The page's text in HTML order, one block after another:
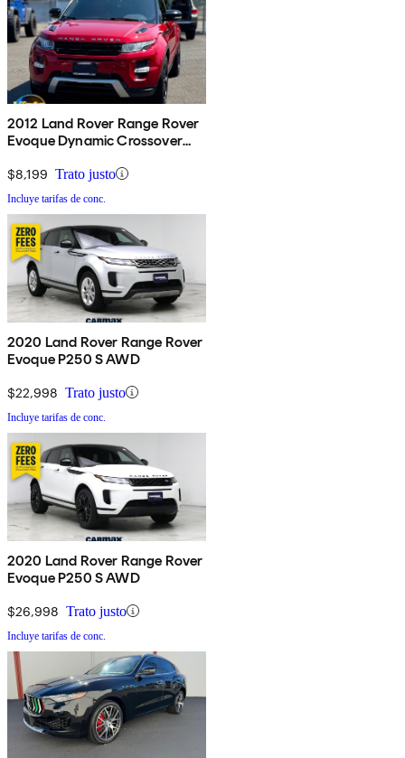
2012 Land Rover Range Rover
Evoque Dynamic Crossover
$8,199 Trato justo
Incluye tarifas de conc.
2020 Land Rover Range Rover
Evoque P250 S AWD
$22,998 Trato justo
Incluye tarifas de conc.
2020 Land Rover Range Rover
Evoque P250 S AWD
$26,998 Trato justo
Incluye tarifas de conc.